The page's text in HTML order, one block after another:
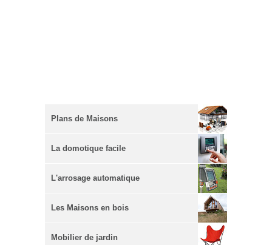
Plans de Maisons
La domotique facile
L'arrosage automatique
Les Maisons en bois
Mobilier de jardin